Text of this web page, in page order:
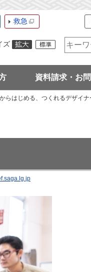
救急
ズ
検
索
ワ
ー
ド
資料請求・お
らはじめる、つくれるデザイナ